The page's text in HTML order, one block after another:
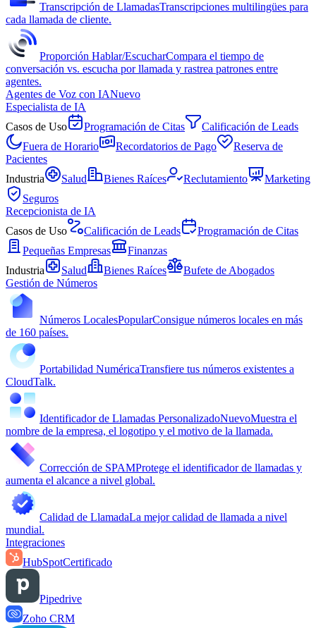
Transcripción de LlamadasTranscripciones multilingües para
cada llamada de cliente.
Proporción Hablar/EscucharCompara el tiempo de
conversación vs. escucha por llamada y rastrea patrones entre
agentes.
Agentes de Voz con IANuevo
Especialista de IA
Casos de Uso
Programación de Citas
Calificación de Leads
Fuera de Horario
Recordatorios de Pago
Reserva de
Pacientes
Industria
Salud Bienes Raíces Reclutamiento
Marketing
Seguros
Recepcionista de IA
Casos de Uso
Calificación de Leads
Programación de Citas
Pequeñas Empresas
Finanzas
Industria
Salud Bienes Raíces
Bufete de Abogados
Gestión de Números
Números LocalesPopularConsigue números locales en más
de 160 países.
Portabilidad NuméricaTransfiere tus números existentes a
CloudTalk.
Identificador de Llamadas PersonalizadoNuevoMuestra el
nombre de la empresa, el logotipo y el motivo de la llamada.
Corrección de SPAMProtege el identificador de llamadas y
aumenta el alcance a nivel global.
Calidad de LlamadaLa mejor calidad de llamada a nivel
mundial.
Integraciones
HubSpotCertificado
Pipedrive
Zoho CRM